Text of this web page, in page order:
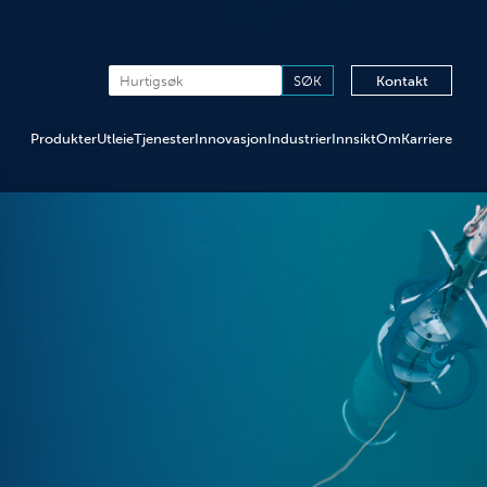
Kontakt
ProdukterUtleieTjenesterInnovasjonIndustrierInnsiktOmKarriere